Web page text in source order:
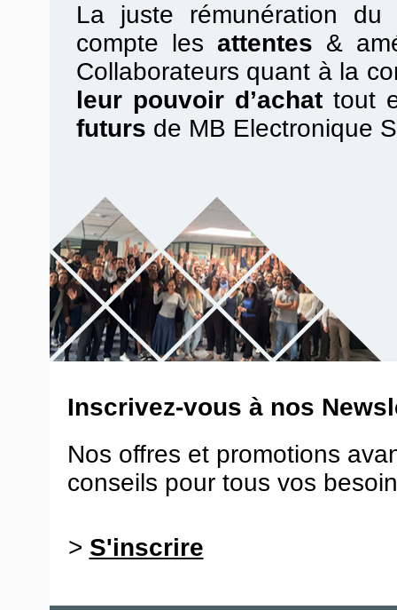
La juste rémunération du
compte les attentes &
Collaborateurs quant à la
leur pouvoir d’achattout
futurs de MB Electronique
Inscrivez-vous à nos
Nos offres et promotions
conseils pour tous vos
> S'inscrire